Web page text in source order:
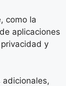
como la
aplicaciones
y